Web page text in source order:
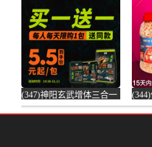
宠物用品专营店仅售9.9
元)
居专
(347)神阳玄武增体三合一
龟粮水龟半水龟益生菌调
鱼饲
料
旗